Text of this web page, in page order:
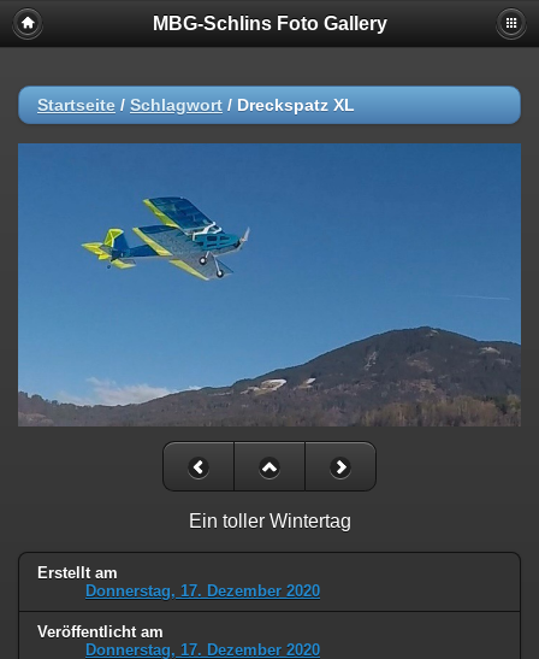
MBG-Schlins Foto Gallery
Startseite / Schlagwort / Dreckspatz XL
Ein toller Wintertag
Erstellt am
Donnerstag, 17. Dezember 2020
Veröffentlicht am
Donnerstag, 17. Dezember 2020